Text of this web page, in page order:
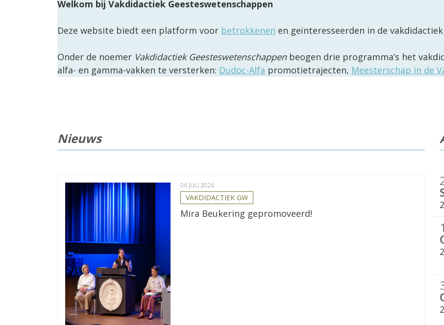
Welkom bij Vakdidactiek Geesteswetenschappen
Deze website biedt een platform voor betrokkenen en geïnteresseerden in de
Onder de noemer Vakdidactiek Geesteswetenschappenbeogen drie programma’s het
alfa- en gamma-vakken te versterken: Dudoc-Alfa promotietrajecten, Meesterschap in de
Nieuws
06 JULI 2026
VAKDIDACTIEK GW
Mira Beukering gepromoveerd!
1